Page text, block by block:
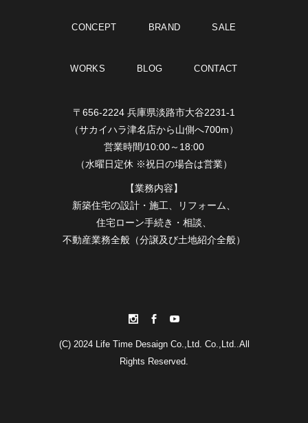
CONCEPT BRAND SALE
WORKS BLOG CONTACT
〒656-2224 兵庫県淡路市大谷2231-1
（サカイハラ津名店から山側へ700m）
営業時間/10:00～18:00
（水曜日定休 ※祝日の場合は営業）
【業務内容】
新築住宅の設計・施工、リフォーム、
住宅ローン手続き・相談、
不動産業務全般（分譲及び土地紹介全般）
(C) 2024 Life Time Desaign Co.,Ltd. Co.,Ltd..All
Rights Reserved.